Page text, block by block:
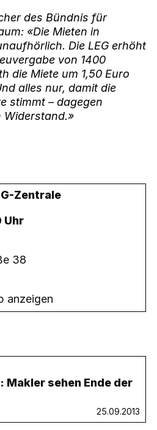
des Bündnis für
«Die Mieten in
Die LEG erhöht
von 1400
die Miete um 1,50 Euro
alles nur, damit die
stimmt – dagegen
Widerstand.»
Zentrale
Uhr
38
anzeigen
Makler sehen Ende der
25.09.2013